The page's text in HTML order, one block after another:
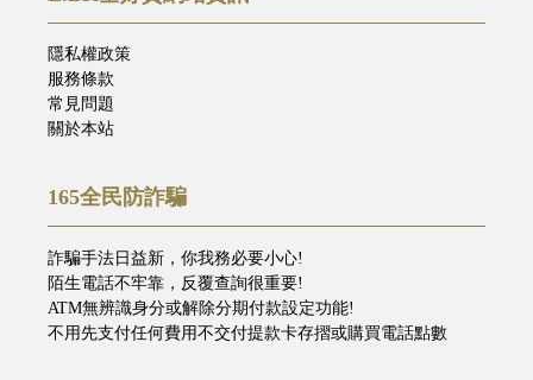
隱私權政策
服務條款
常見問題
關於本站
165全民防詐騙
詐騙手法日益新，你我務必要小心!
陌生電話不牢靠，反覆查詢很重要!
ATM無辨識身分或解除分期付款設定功能!
不用先支付任何費用不交付提款卡存摺或購買電話點數